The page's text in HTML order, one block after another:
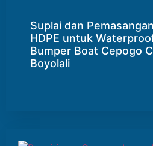
Suplai dan
HDPE untuk
Bumper Boat Cepogo
Boyolali